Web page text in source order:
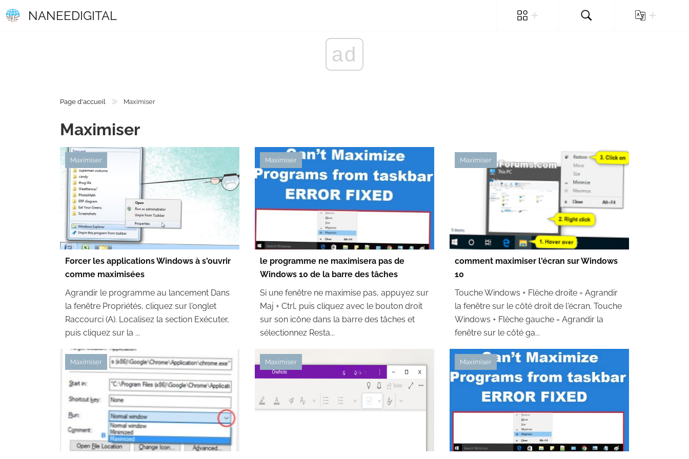
NANEEDIGITAL
ad
Page d'accueil Maximiser
Maximiser
Maximiser
Forcer les applications Windows à s'ouvrir
comme maximisées
Agrandir le programme au lancement Dans
la fenêtre Propriétés, cliquez sur l'onglet
Raccourci (A). Localisez la section Exécuter,
puis cliquez sur la ...
Maximiser
le programme ne maximisera pas de
Windows 10 de la barre des tâches
Si une fenêtre ne maximise pas, appuyez sur
Maj + Ctrl, puis cliquez avec le bouton droit
sur son icône dans la barre des tâches et
sélectionnez Resta...
Maximiser
comment maximiser l'écran sur Windows
10
Touche Windows + Flèche droite = Agrandir
la fenêtre sur le côté droit de l'écran. Touche
Windows + Flèche gauche = Agrandir la
fenêtre sur le côté ga...
Maximiser Maximiser Maximiser